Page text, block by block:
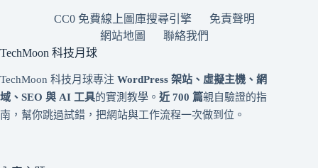
CC0 免費線上圖庫搜尋引擎
免責聲明
網站地圖
聯絡我們
TechMoon 科技月球
TechMoon 科技月球專注 WordPress 架站、虛擬主機、網
域、SEO 與 AI 工具的實測教學。 近 700 篇親自驗證的指
南，幫你跳過試錯，把網站與工作流程一次做到位。